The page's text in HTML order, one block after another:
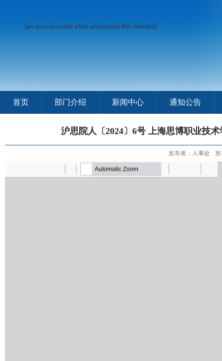
[an error occurred while processing this directive]
首页 部门介绍 新闻中心 通知公告
沪思院人〔2024〕6号 上海思博职业技
发布者：人事处